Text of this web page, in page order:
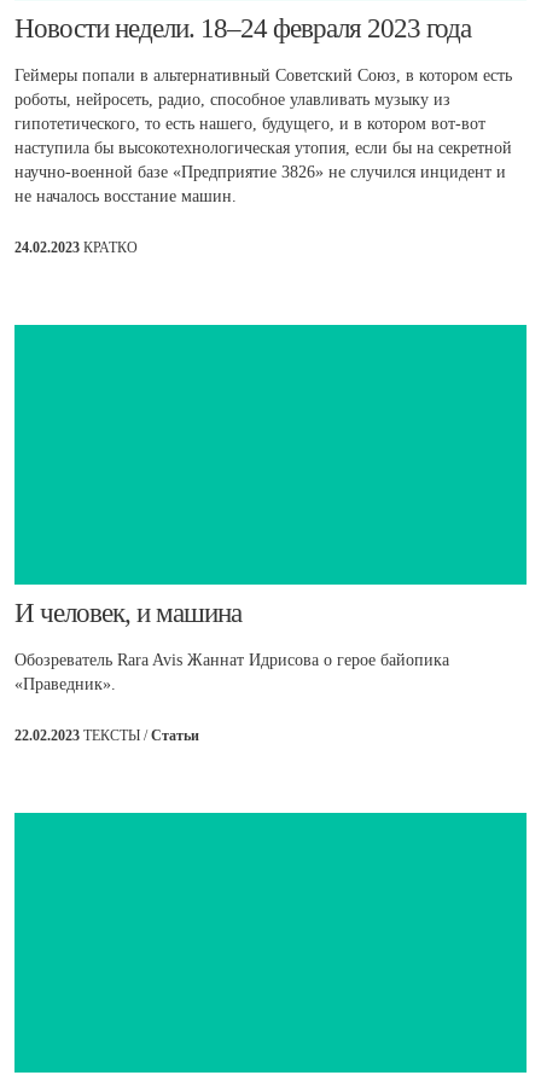
​Новости недели. 18–24 февраля 2023 года
Геймеры попали в альтернативный Советский Союз, в котором есть
роботы, нейросеть, радио, способное улавливать музыку из
гипотетического, то есть нашего, будущего, и в котором вот-вот
наступила бы высокотехнологическая утопия, если бы на секретной
научно-военной базе «Предприятие 3826» не случился инцидент и
не началось восстание машин.
24.02.2023 КРАТКО
​И человек, и машина
Обозреватель Rara Avis Жаннат Идрисова о герое байопика
«Праведник».
22.02.2023 ТЕКСТЫ /Статьи